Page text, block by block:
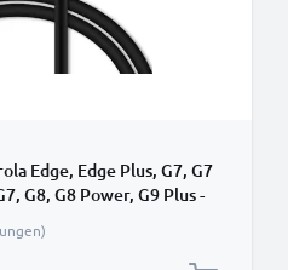
Edge, Edge Plus, G7, G7
G8, G8 Power, G9 Plus -